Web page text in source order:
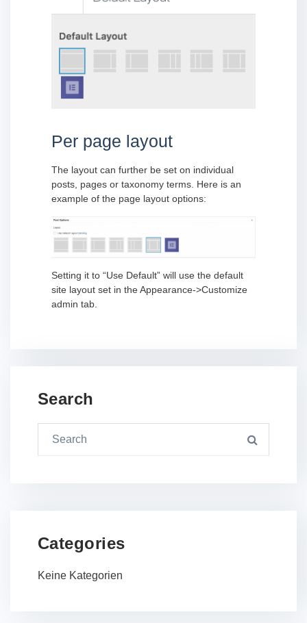
Per page layout
The layout can further be set on individual
posts, pages or taxonomy terms. Here is an
example of the page layout options:
Setting it to “Use Default” will use the default
site layout set in the Appearance->Customize
admin tab.
Search
Categories
Keine Kategorien